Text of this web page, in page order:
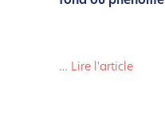
… Lire l'article